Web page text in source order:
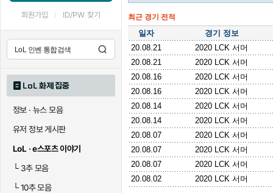
회원가입 ID/PW 찾기
LoL 화제 집중
정보 · 뉴스 모음
유저 정보 게시판
LoL · e스포츠 이야기
└3추 모음
└10추 모음
최근 경기 전적
일자
경기 정보
20.08.21
2020 LCK 서머
20.08.21
2020 LCK 서머
20.08.16
2020 LCK 서머
20.08.16
2020 LCK 서머
20.08.14
2020 LCK 서머
20.08.14
2020 LCK 서머
20.08.07
2020 LCK 서머
20.08.07
2020 LCK 서머
20.08.07
2020 LCK 서머
20.08.02
2020 LCK 서머